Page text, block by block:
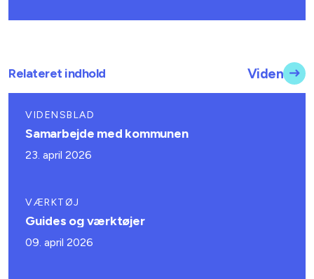
Relateret indhold Viden
VIDENSBLAD
Samarbejde med kommunen
23. april 2026
VÆRKTØJ
Guides og værktøjer
09. april 2026